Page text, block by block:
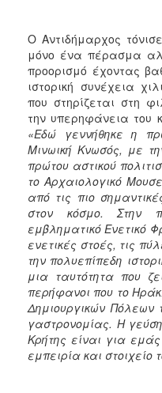
Ο Αντιδήμαρχος
μόνο ένα πέρασμα
προορισμό έχοντας
ιστορική συνέχεια
που στηρίζεται στη
την υπερηφάνεια του
«Εδώ γεννήθηκε η
Μινωική Κνωσός, με
πρώτου αστικού
το Αρχαιολογικό
από τις πιο
στον κόσμο. Στην
εμβληματικό Ενετικό
ενετικές στοές, τις
την πολυεπίπεδη
μια ταυτότητα που
περήφανοι που το
Δημιουργικών Πόλεων
γαστρονομίας. Η
Κρήτης είναι για εμάς
εμπειρία και στοιχείο